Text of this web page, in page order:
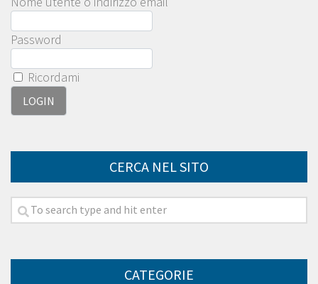
Password
Ricordami
CERCA NEL SITO
CATEGORIE